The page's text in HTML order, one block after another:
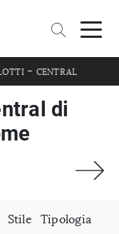
- CENTRAL
di
Stile Tipologia